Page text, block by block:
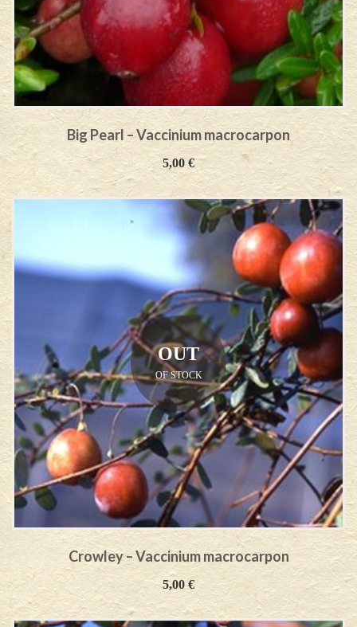
Big Pearl – Vaccinium macrocarpon
5,00€
OUT
OF STOCK
Crowley – Vaccinium macrocarpon
5,00€